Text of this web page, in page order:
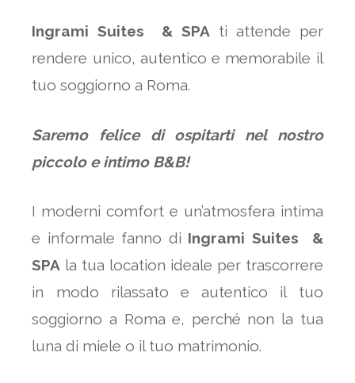
Ingrami Suites & SPA ti attende per
rendere unico, autentico e memorabile il
tuo soggiorno a Roma.
Saremo felice di ospitarti nel nostro
piccolo e intimo B&B!
I moderni comfort e un’atmosfera intima
e informale fanno di Ingrami Suites &
SPA la tua location ideale per trascorrere
in modo rilassato e autentico il tuo
soggiorno a Roma e, perché non la tua
luna di miele o il tuo matrimonio.